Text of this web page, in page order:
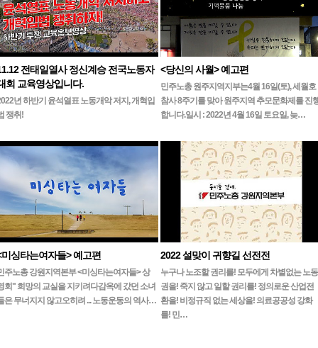
전태일열사 정신계승 전국노동자
회 교육영상입니다.
년 하반기 윤석열표 노동개악 저지, 개혁입
쟁취!
<당신의 사월> 예고편
민주노총 원주지역지부는4월 16일(토), 세월호
참사 8주기를 맞아 원주지역 추모문화제를 진
합니다.일시 : 2022년 4월 16일 토요일, 늦…
미싱타는여자들> 예고편
주노총 강원지역본부 <미싱타는여자들> 상
회" 희망의 교실을 지키려다감옥에 갔던 소녀
은 무너지지 않고오히려 ... 노동운동의 역사…
2022 설맞이 귀향길 선전전
누구나 노조할 권리를! 모두에게 차별없는 노동
권을! 죽지 않고 일할 권리를! 정의로운 산업전
환을! 비정규직 없는 세상을! 의료공공성 강화
를! 민…